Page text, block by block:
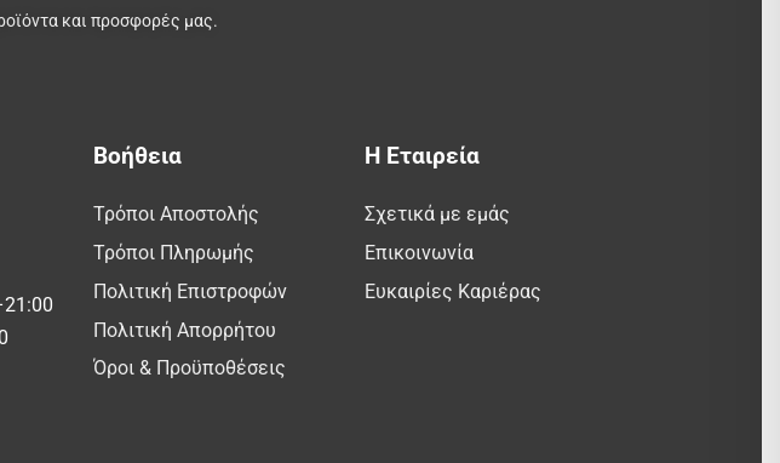
και προσφορές μας.
Βοήθεια
Τρόποι Αποστολής
Τρόποι Πληρωμής
Πολιτική Επιστροφών
Πολιτική Απορρήτου
Όροι & Προϋποθέσεις
Η Εταιρεία
Σχετικά με εμάς
Επικοινωνία
Ευκαιρίες Καριέρας